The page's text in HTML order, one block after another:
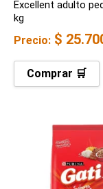
Excellent adulto
kg
Precio: $
Comprar 🛒